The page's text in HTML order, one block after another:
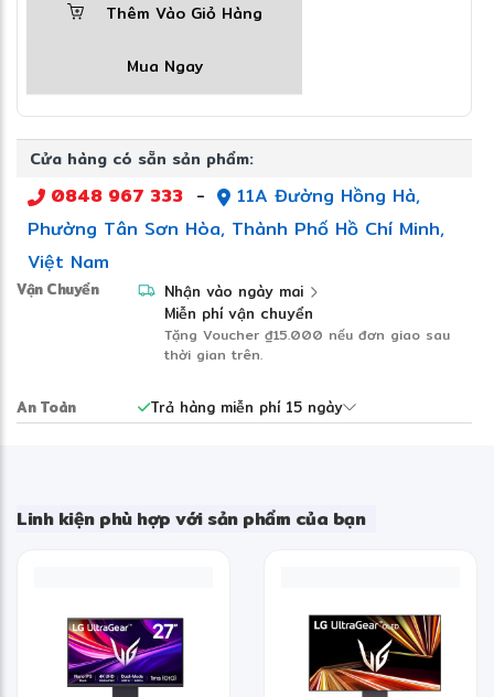
Công nghệ âm thanh
Vỏ nhựa
Chất liệu vỏ màn hình
Chất liệu vỏ trên
Nhựa
Chất liệu vỏ dưới
359 x 259 x 24.9 mm (Dài x Rộng x Dày)
Loại đèn bàn phím
Bàn phím đèn nền 4-Zone RGB Gaming
Thêm Vào Giỏ Hàng
Mua Ngay
Cửa hàng có sẵn sản phẩm:
0848 967 333 -
11A Đường Hồng Hà,
Phường Tân Sơn Hòa, Thành Phố Hồ Chí Minh,
Việt Nam
Vận Chuyển
Nhận vào ngày mai
Miễn phí vận chuyển
Tặng Voucher ₫15.000 nếu đơn giao sau
thời gian trên.
An Toàn Trả hàng miễn phí 15 ngày
Linh kiện phù hợp với sản phẩm của bạn